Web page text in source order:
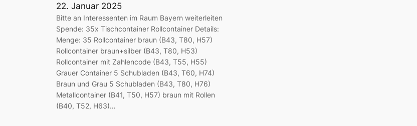
22. Januar 2025
Bitte an Interessenten im Raum Bayern weiterleiten
Spende: 35x Tischcontainer Rollcontainer Details:
Menge: 35 Rollcontainer braun (B43, T80, H57)
Rollcontainer braun+silber (B43, T80, H53)
Rollcontainer mit Zahlencode (B43, T55, H55)
Grauer Container 5 Schubladen (B43, T60, H74)
Braun und Grau 5 Schubladen (B43, T80, H76)
Metallcontainer (B41, T50, H57) braun mit Rollen
(B40, T52, H63)…